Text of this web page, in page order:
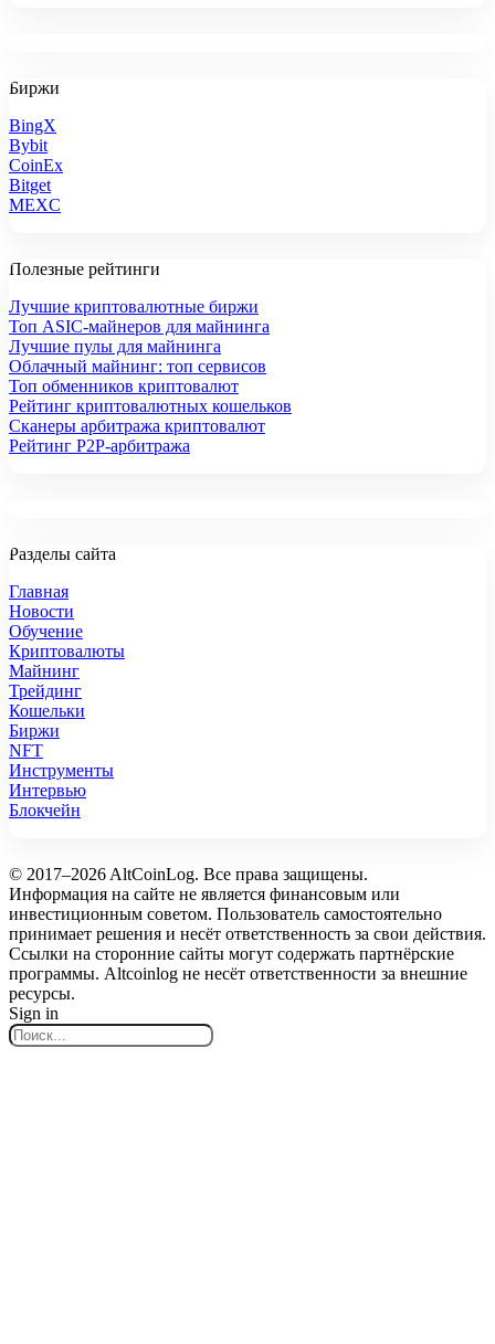
Биржи
BingX
Bybit
CoinEx
Bitget
MEXC
Полезные рейтинги
Лучшие криптовалютные биржи
Топ ASIC-майнеров для майнинга
Лучшие пулы для майнинга
Облачный майнинг: топ сервисов
Топ обменников криптовалют
Рейтинг криптовалютных кошельков
Сканеры арбитража криптовалют
Рейтинг P2P-арбитража
Разделы сайта
Главная
Новости
Обучение
Криптовалюты
Майнинг
Трейдинг
Кошельки
Биржи
NFT
Инструменты
Интервью
Блокчейн
© 2017–2026 AltCoinLog. Все права защищены.
Информация на сайте не является финансовым или
инвестиционным советом. Пользователь самостоятельно
принимает решения и несёт ответственность за свои действия.
Ссылки на сторонние сайты могут содержать партнёрские
программы. Altcoinlog не несёт ответственности за внешние
ресурсы.
Sign in